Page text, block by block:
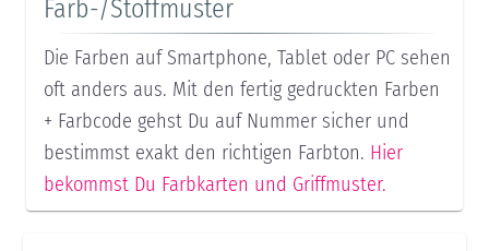
Farb-/Stoffmuster
Die Farben auf Smartphone, Tablet oder PC sehen
oft anders aus. Mit den fertig gedruckten Farben
+ Farbcode gehst Du auf Nummer sicher und
bestimmst exakt den richtigen Farbton. Hier
bekommst Du Farbkarten und Griffmuster.